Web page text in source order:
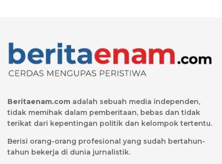
Beritaenam.com adalah sebuah media independen,
tidak memihak dalam pemberitaan, bebas dan tidak
terikat dari kepentingan politik dan kelompok tertentu.
Berisi orang-orang profesional yang sudah bertahun-
tahun bekerja di dunia jurnalistik.